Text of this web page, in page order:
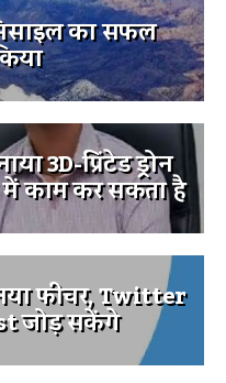
का सफल
3D-प्रिंटेड ड्रोन
में काम कर सकता है
फीचर, Twitter
जोड़ सकेंगे